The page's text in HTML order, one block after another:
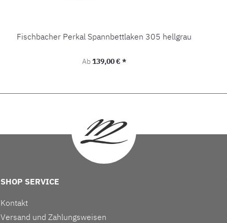
Fischbacher Perkal Spannbettlaken 305 hellgrau
Regulärer Preis:
Ab139,00 € *
SHOP SERVICE
Kontakt
Versand und Zahlungsweisen